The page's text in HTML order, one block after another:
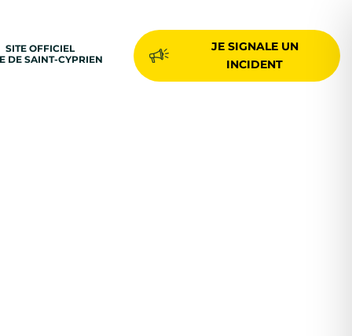
SITE OFFICIEL
DE SAINT-CYPRIEN
JE SIGNALE UN
INCIDENT